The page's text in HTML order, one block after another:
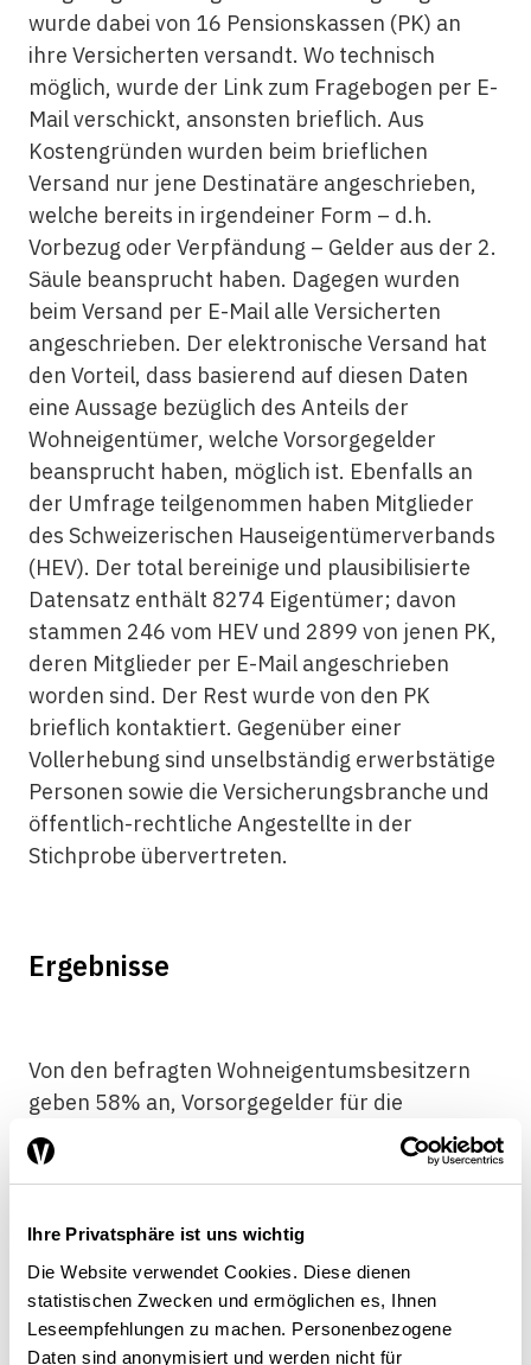
Ihre Privatsphäre ist uns wichtig
Die Website verwendet Cookies. Diese dienen
statistischen Zwecken und ermöglichen es, Ihnen
Leseempfehlungen zu machen. Personenbezogene
Daten sind anonymisiert und werden nicht für
wurde dabei von 16 Pensionskassen (PK) an
ihre Versicherten versandt. Wo technisch
möglich, wurde der Link zum Fragebogen per E-
Mail verschickt, ansonsten brieflich. Aus
Kostengründen wurden beim brieflichen
Versand nur jene Destinatäre angeschrieben,
welche bereits in irgendeiner Form – d.h.
Vorbezug oder Verpfändung – Gelder aus der 2.
Säule beansprucht haben. Dagegen wurden
beim Versand per E-Mail alle Versicherten
angeschrieben. Der elektronische Versand hat
den Vorteil, dass basierend auf diesen Daten
eine Aussage bezüglich des Anteils der
Wohneigentümer, welche Vorsorgegelder
beansprucht haben, möglich ist. Ebenfalls an
der Umfrage teilgenommen haben Mitglieder
des Schweizerischen Hauseigentümerverbands
(HEV). Der total bereinige und plausibilisierte
Datensatz enthält 8274 Eigentümer; davon
stammen 246 vom HEV und 2899 von jenen PK,
deren Mitglieder per E-Mail angeschrieben
worden sind. Der Rest wurde von den PK
brieflich kontaktiert. Gegenüber einer
Vollerhebung sind unselbständig erwerbstätige
Personen sowie die Versicherungsbranche und
öffentlich-rechtliche Angestellte in der
Stichprobe übervertreten.
Ergebnisse
Von den befragten Wohneigentumsbesitzern
geben 58% an, Vorsorgegelder für die
Finanzierung von Wohneigentum verwendet zu
haben. 76% haben dabei die 2. Säule
des HEV und der PK mit E-Mail-Versand hervor.
Davon sind 83% in Form eines Vorbezugs
getätigt worden.
Die geschätzte Beanspruchung der
Vorsorgegelder weicht von den Ergebnissen bei